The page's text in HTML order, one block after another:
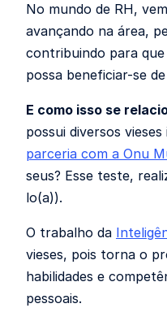
No mundo de RH,
avançando na área,
contribuindo para
possa beneficiar-se
E como isso se
possui diversos
parceria com a Onu
seus? Esse teste,
lo(a)).
O trabalho da
vieses, pois torna o
habilidades e
pessoais.